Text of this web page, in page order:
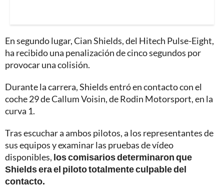
En segundo lugar, Cian Shields, del Hitech Pulse-Eight,
ha recibido una penalización de cinco segundos por
provocar una colisión.
Durante la carrera, Shields entró en contacto con el
coche 29 de Callum Voisin, de Rodin Motorsport, en la
curva 1.
Tras escuchar a ambos pilotos, a los representantes de
sus equipos y examinar las pruebas de vídeo
disponibles, los comisarios determinaron que
Shields era el piloto totalmente culpable del
contacto.